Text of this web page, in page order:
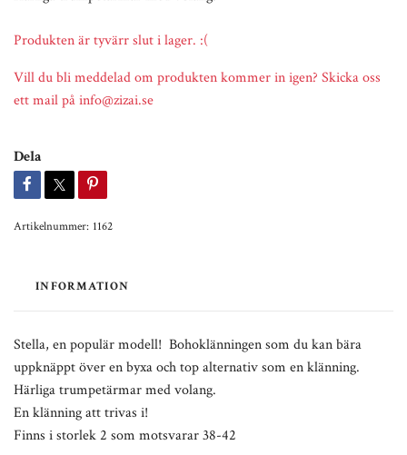
Produkten är tyvärr slut i lager. :(
Vill du bli meddelad om produkten kommer in igen? Skicka oss
ett mail påinfo@zizai.se
Dela
Artikelnummer: 1162
INFORMATION
Stella, en populär modell! Bohoklänningen som du kan bära
uppknäppt över en byxa och top alternativ som en klänning.
Härliga trumpetärmar med volang.
En klänning att trivas i!
Finns i storlek 2 som motsvarar 38-42